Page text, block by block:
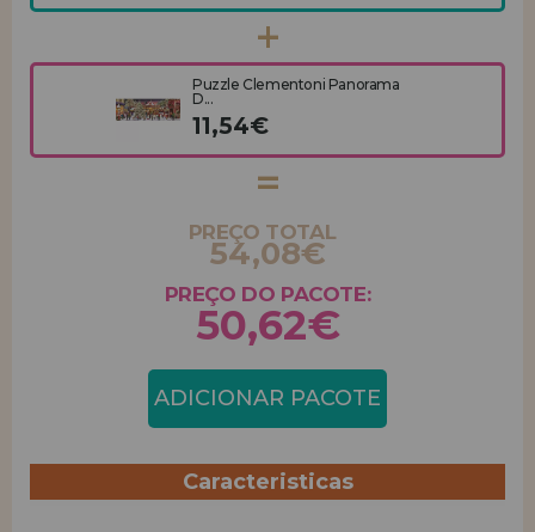
Puzzle Clementoni Panorama
D...
11,54€
PREÇO TOTAL
54,08€
PREÇO DO PACOTE:
50,62€
ADICIONAR PACOTE
Caracteristicas